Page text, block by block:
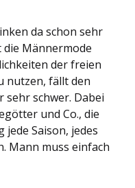
da schon sehr
Männermode
der freien
nutzen, fällt den
sehr schwer. Dabei
und Co., die
jede Saison, jedes
Mann muss einfach